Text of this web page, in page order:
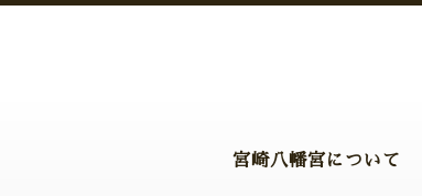
宮崎八幡宮について